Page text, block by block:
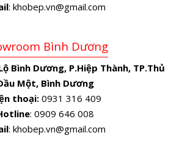
: khobep.vn@gmail.com
Bình Dương
Bình Dương, P.Hiệp Thành, TP.Thủ
Một, Bình Dương
thoại:0931 316 409
: 0909 646 008
: khobep.vn@gmail.com